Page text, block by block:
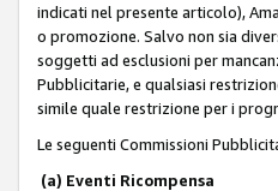
indicati nel presente articolo),
o promozione. Salvo non sia
soggetti ad esclusioni per
Pubblicitarie, e qualsiasi
simile quale restrizione per i
Le seguenti Commissioni
(a) Eventi Ricompensa